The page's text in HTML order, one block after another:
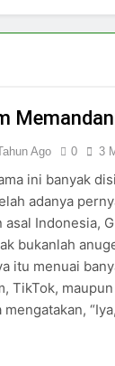
Ago 0 3
ini banyak
adanya
Indonesia,
bukanlah
itu menuai
TikTok,